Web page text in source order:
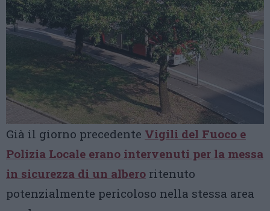
Già il giorno precedente Vigili del Fuoco e
Polizia Locale erano intervenuti per la messa
in sicurezza di un albero ritenuto
potenzialmente pericoloso nella stessa area